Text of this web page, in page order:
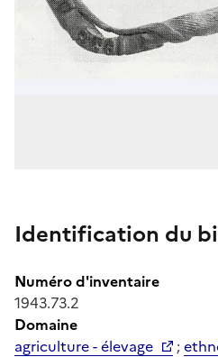
Identification du
Numéro d'inventaire
1943.73.2
Domaine
agriculture - élevage
;